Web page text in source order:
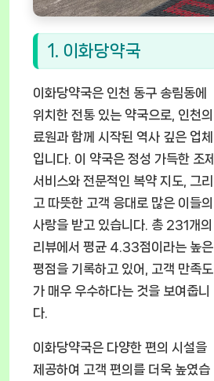
1. 이화당약국
이화당약국은 인천 동구 송림동에
위치한 전통 있는 약국으로, 인천의
료원과 함께 시작된 역사 깊은 업체
입니다. 이 약국은 정성 가득한 조제
서비스와 전문적인 복약 지도, 그리
고 따뜻한 고객 응대로 많은 이들의
사랑을 받고 있습니다. 총 231개의
리뷰에서 평균 4.33점이라는 높은
평점을 기록하고 있어, 고객 만족도
가 매우 우수하다는 것을 보여줍니
다.
이화당약국은 다양한 편의 시설을
제공하여 고객 편의를 더욱 높였습